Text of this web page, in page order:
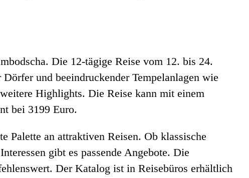
Die 12-tägige Reise vom 12. bis 24.
und beeindruckender Tempelanlagen wie
Highlights. Die Reise kann mit einem
bei 3199 Euro.
Palette an attraktiven Reisen. Ob klassische
gibt es passende Angebote. Die
Der Katalog ist in Reisebüros erhältlich